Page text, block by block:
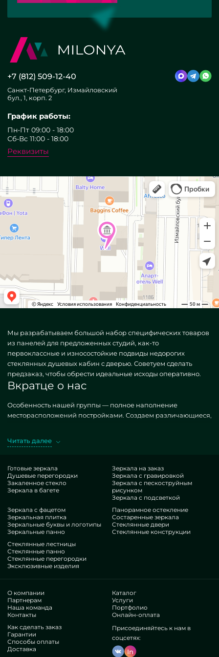
+7 (812) 509-12-40
Санкт-Петербург, Измайловский
бул., 1, корп. 2
График работы:
Пн-Пт 09:00 - 18:00
Сб-Вс 11:00 - 18:00
Реквизиты
Мы разрабатываем большой набор специфических товаров
из панелей для предложенных студий, как-то
первоклассные и износостойкие подвиды недорогих
стеклянных душевых кабин с дверью. Советуем сделать
предзаказ, чтобы обрести идеальные исходы оперативно.
Вкратце о нас
Особенность нашей группы — полное наполнение
месторасположений постройками. Создаем различающиеся,
с дверью. Выбирая упомянутые шедевры в представлении
органичной тарификацией, не сдающий иным подобиям.
Если вы намереваетесь усовершенствовать свои локации,
присовокупить им стиля, специфики, всенепременно
исследуйте наши произведения, от недорогих стеклянных
душевых кабин с дверью и до бесконечных решений.
Преимущества нашей группы
экспертиз. У всех многолетние навык, что ублаготворит даже
придирчивых посетителей. Настойчиво корпят над
оттачиванием собственных уровней, соображают, как
поступать в непростых ситуациях. Изготовят и инсталлируют
Недорогие кабины для душа из стекла с дверью безупречно.
Выслужили доверие разных известных сообществ и
физических контрагентов. Тонны позитивных
комментариев —убедитесь самосильно.
Действуем без агентов, это помогает развивать
промышленные функции, готовить все свободнее,
занизить траты. Оттого продукция и услуги наподобие
недорогих стеклянных душевых кабин с дверью
Читать далее
Готовые зеркала
Душевые перегородки
Закаленное стекло
Зеркала в багете
Зеркала на заказ
Зеркала с гравировкой
Зеркала с пескоструйным
рисунком
Зеркала с подсветкой
Зеркала с фацетом
Зеркальная плитка
Зеркальные буквы и логотипы
Зеркальные панно
Панорамное остекление
Состаренные зеркала
Стеклянные двери
Стеклянные конструкции
Стеклянные лестницы
Стеклянные панно
Стеклянные перегородки
Эксклюзивные изделия
О компании
Партнерам
Наша команда
Контакты
Каталог
Услуги
Портфолио
Онлайн-оплата
Как сделать заказ
Гарантии
Способы оплаты
Доставка
Присоединяйтесь к нам в
соцсетях:
In